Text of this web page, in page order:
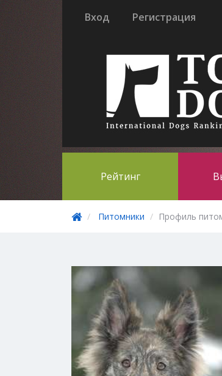
Вход Регистрация
Рейтинг
Питомники Профиль